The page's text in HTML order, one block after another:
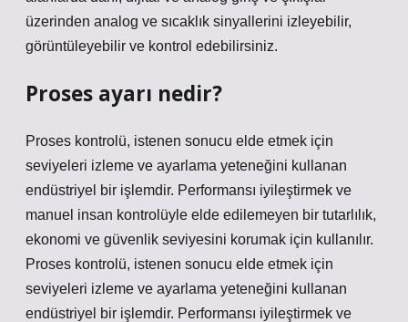
üzerinden analog ve sıcaklık sinyallerini izleyebilir,
görüntüleyebilir ve kontrol edebilirsiniz.
Proses ayarı nedir?
Proses kontrolü, istenen sonucu elde etmek için
seviyeleri izleme ve ayarlama yeteneğini kullanan
endüstriyel bir işlemdir. Performansı iyileştirmek ve
manuel insan kontrolüyle elde edilemeyen bir tutarlılık,
ekonomi ve güvenlik seviyesini korumak için kullanılır.
Proses kontrolü, istenen sonucu elde etmek için
seviyeleri izleme ve ayarlama yeteneğini kullanan
endüstriyel bir işlemdir. Performansı iyileştirmek ve